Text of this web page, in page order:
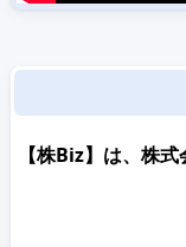
【株Biz】は、株